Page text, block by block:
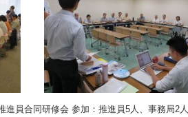
進員合同研修会 参加：推進員5人、事務局2人